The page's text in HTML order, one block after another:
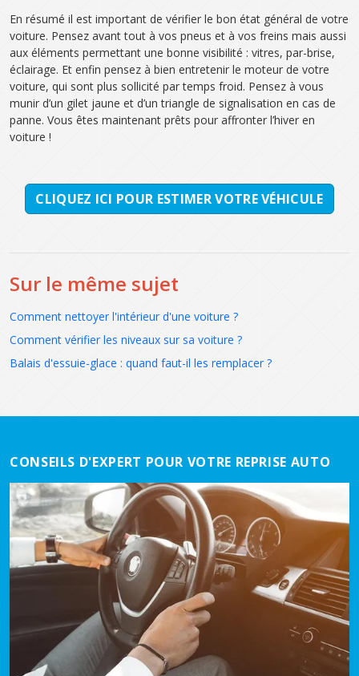
En résumé il est important de vérifier le bon état général de votre
voiture. Pensez avant tout à vos pneus et à vos freins mais aussi
aux éléments permettant une bonne visibilité : vitres, par-brise,
éclairage. Et enfin pensez à bien entretenir le moteur de votre
voiture, qui sont plus sollicité par temps froid. Pensez à vous
munir d’un gilet jaune et d’un triangle de signalisation en cas de
panne. Vous êtes maintenant prêts pour affronter l’hiver en
voiture !
CLIQUEZ ICI POUR ESTIMER VOTRE VÉHICULE
Sur le même sujet
Comment nettoyer l'intérieur d'une voiture ?
Comment vérifier les niveaux sur sa voiture ?
Balais d'essuie-glace : quand faut-il les remplacer ?
CONSEILS D'EXPERT POUR VOTRE REPRISE AUTO